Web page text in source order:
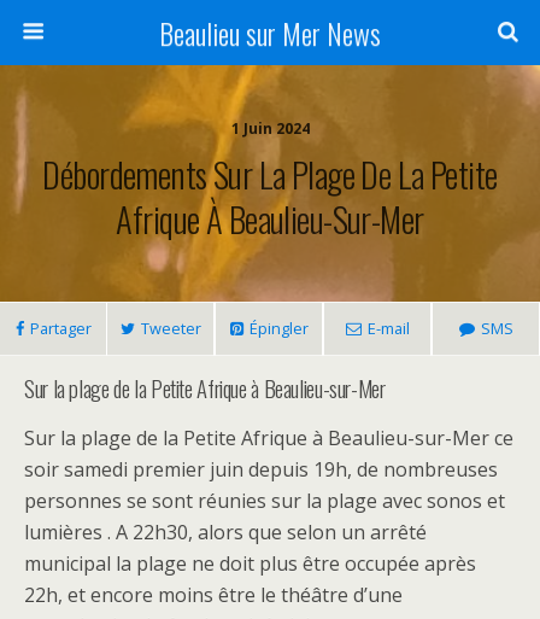
Beaulieu sur Mer News
1 Juin 2024
Débordements Sur La Plage De La Petite
Afrique À Beaulieu-Sur-Mer
Partager Tweeter Épingler E-mail SMS
Sur la plage de la Petite Afrique à Beaulieu-sur-Mer
Sur la plage de la Petite Afrique à Beaulieu-sur-Mer ce
soir samedi premier juin depuis 19h, de nombreuses
personnes se sont réunies sur la plage avec sonos et
lumières . A 22h30, alors que selon un arrêté
municipal la plage ne doit plus être occupée après
22h, et encore moins être le théâtre d’une